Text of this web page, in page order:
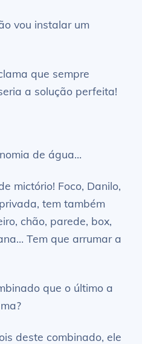
vou instalar um
que sempre
a solução perfeita!
de água…
mictório! Foco, Danilo,
tem também
chão, parede, box,
Tem que arrumar a
que o último a
deste combinado, ele